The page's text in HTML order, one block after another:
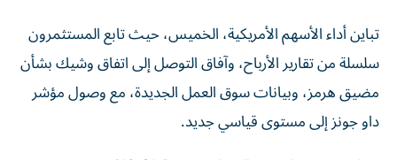
تباين أداء الأسهم الأمريكية، الخميس، حيث تابع المستثمرون
سلسلة من تقارير الأرباح، وآفاق التوصل إلى اتفاق وشيك بشأن
مضيق هرمز، وبيانات سوق العمل الجديدة، مع وصول مؤشر
داو جونز إلى مستوى قياسي جديد.